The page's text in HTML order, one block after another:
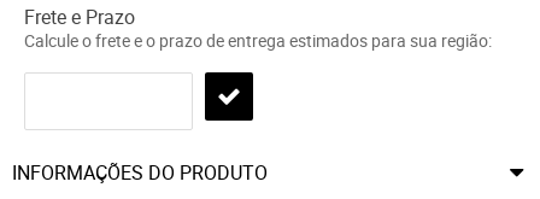
Frete e Prazo
Calcule o frete e o prazo de entrega estimados para sua região:
INFORMAÇÕES DO PRODUTO